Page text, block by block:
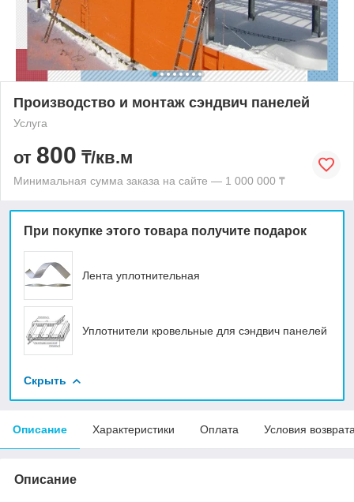
Производство и монтаж сэндвич панелей
Услуга
от 800 ₸/кв.м
Минимальная сумма заказа на сайте — 1 000 000 ₸
При покупке этого товара получите подарок
Лента уплотнительная
Уплотнители кровельные для сэндвич панелей
Скрыть
Описание Характеристики Оплата Условия
Описание